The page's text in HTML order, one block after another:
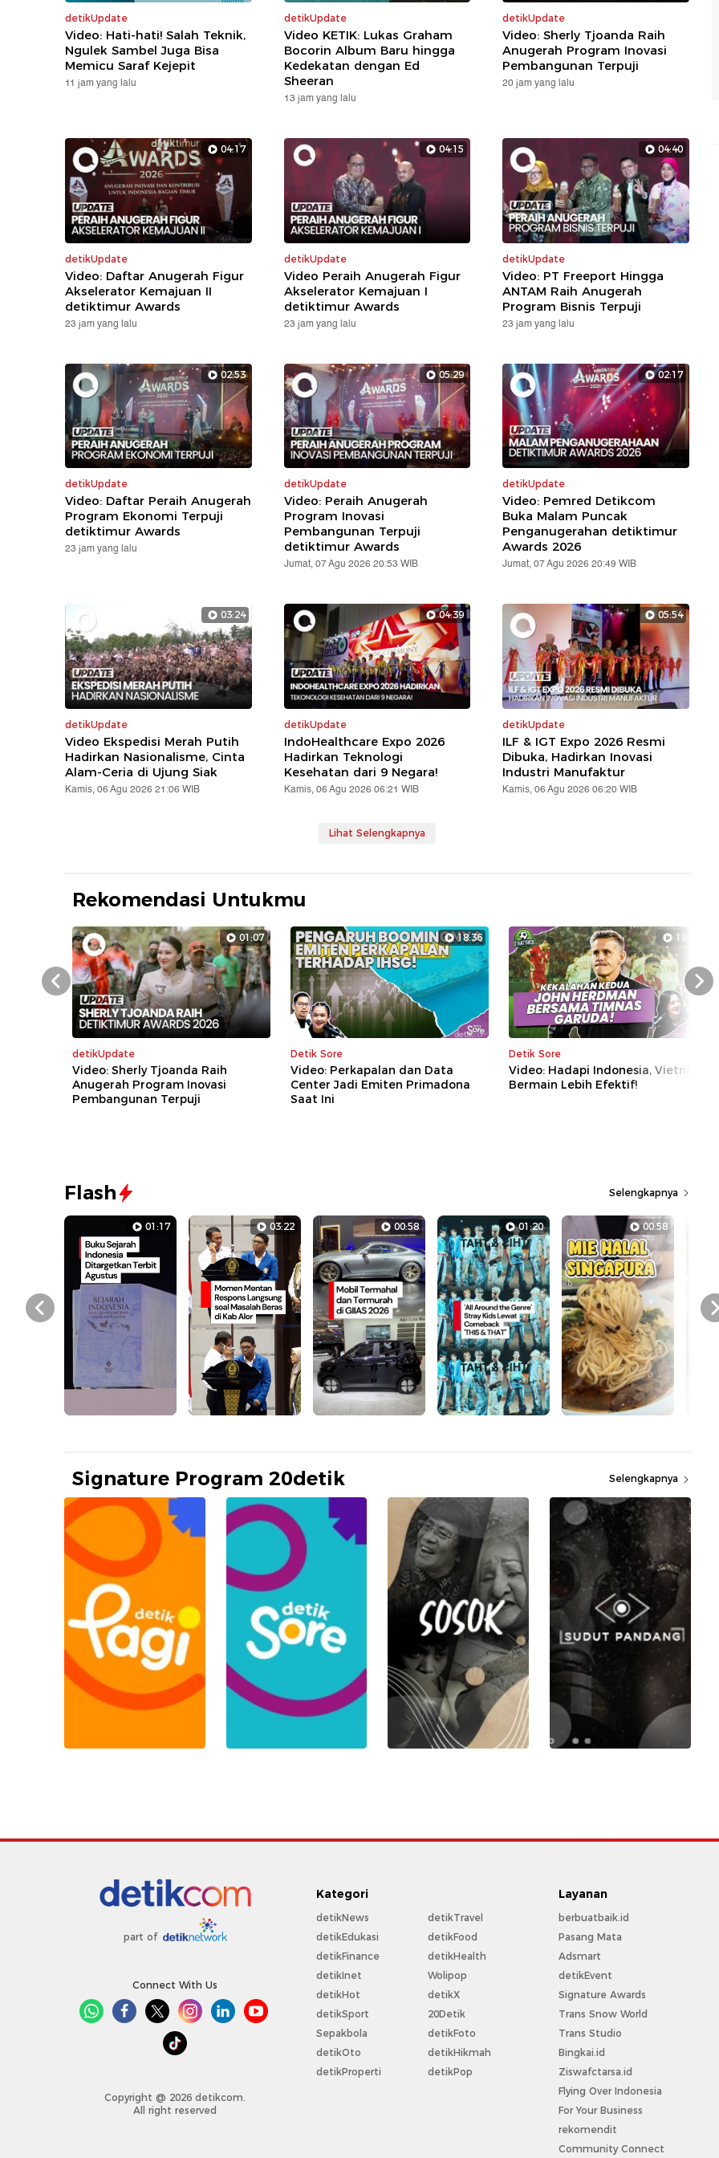
detikUpdate
Video: Hati-hati! Salah Teknik,
Ngulek Sambel Juga Bisa
Memicu Saraf Kejepit
11 jam yang lalu
detikUpdate
Video KETIK: Lukas Graham
Bocorin Album Baru hingga
Kedekatan dengan Ed
Sheeran
13 jam yang lalu
detikUpdate
Video: Sherly Tjoanda Raih
Anugerah Program Inovasi
Pembangunan Terpuji
20 jam yang lalu
04:17
detikUpdate
Video: Daftar Anugerah Figur
Akselerator Kemajuan II
detiktimur Awards
23 jam yang lalu
04:15
detikUpdate
Video Peraih Anugerah Figur
Akselerator Kemajuan I
detiktimur Awards
23 jam yang lalu
04:40
detikUpdate
Video: PT Freeport Hingga
ANTAM Raih Anugerah
Program Bisnis Terpuji
23 jam yang lalu
02:53
detikUpdate
Video: Daftar Peraih Anugerah
Program Ekonomi Terpuji
detiktimur Awards
23 jam yang lalu
05:29
detikUpdate
Video: Peraih Anugerah
Program Inovasi
Pembangunan Terpuji
detiktimur Awards
Jumat, 07 Agu 2026 20:53 WIB
02:17
detikUpdate
Video: Pemred Detikcom
Buka Malam Puncak
Penganugerahan detiktimur
Awards 2026
Jumat, 07 Agu 2026 20:49 WIB
03:24
detikUpdate
Video Ekspedisi Merah Putih
Hadirkan Nasionalisme, Cinta
Alam-Ceria di Ujung Siak
Kamis, 06 Agu 2026 21:06 WIB
04:39
detikUpdate
IndoHealthcare Expo 2026
Hadirkan Teknologi
Kesehatan dari 9 Negara!
Kamis, 06 Agu 2026 06:21 WIB
05:54
detikUpdate
ILF & IGT Expo 2026 Resmi
Dibuka, Hadirkan Inovasi
Industri Manufaktur
Kamis, 06 Agu 2026 06:20 WIB
Lihat Selengkapnya
Rekomendasi Untukmu
01:07
detikUpdate
Video: Sherly Tjoanda Raih
Anugerah Program Inovasi
Pembangunan Terpuji
18:36
Detik Sore
Video: Perkapalan dan Data
Center Jadi Emiten Primadona
Saat Ini
19:04
Detik Sore
Video: Hadapi Indonesia, Vietnam
Bermain Lebih Efektif!
Prev Next
Flash Selengkapnya
01:17 03:22 00:58 01:20 00:58
Prev
Signature Program 20detik Selengkapnya
part of
Connect With Us
Copyright @ 2026 detikcom.
All right reserved
Kategori
detikNews
detikEdukasi
detikFinance
detikInet
detikHot
detikSport
Sepakbola
detikOto
detikProperti
detikTravel
detikFood
detikHealth
Wolipop
detikX
20Detik
detikFoto
detikHikmah
detikPop
Layanan
berbuatbaik.id
Pasang Mata
Adsmart
detikEvent
Signature Awards
Trans Snow World
Trans Studio
Bingkai.id
Ziswafctarsa.id
Flying Over Indonesia
For Your Business
rekomendit
Community Connect